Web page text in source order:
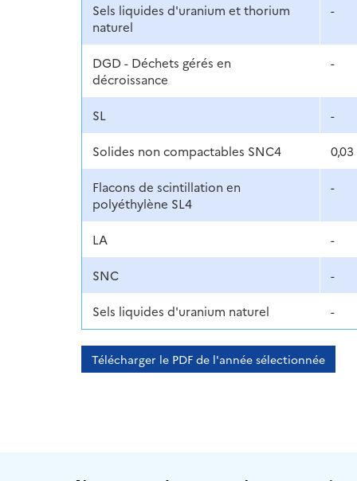
Sels liquides d'uranium et thorium
naturel
-
DGD - Déchets gérés en
décroissance
-
SL -
Solides non compactables SNC4 0,03
Flacons de scintillation en
polyéthylène SL4
-
LA -
SNC -
Sels liquides d'uranium naturel -
Télécharger le PDF de l'année sélectionnée